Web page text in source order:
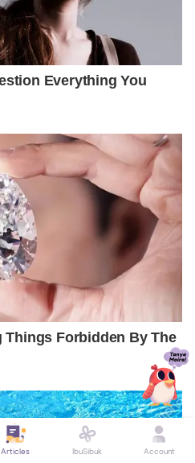
Articles IbuSibuk Account